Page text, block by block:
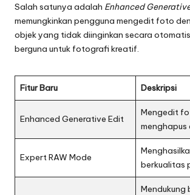
Salah satunya adalah Enhanced
memungkinkan pengguna mengedit foto
objek yang tidak diinginkan secara
berguna untuk fotografi kreatif.
Fitur Baru Deskripsi
Enhanced Generative Edit
Mengedit
Expert RAW Mode
berkualitas
Mendukung